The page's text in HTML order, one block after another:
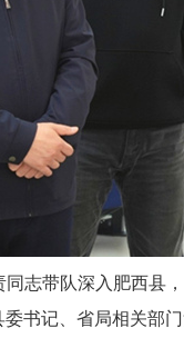
志带队深入肥西县
书记、省局相关部门